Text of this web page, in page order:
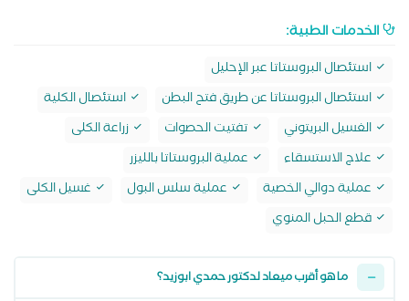
الخدمات الطبية:
استئصال البروستاتا عبر الإحليل
استئصال البروستاتا عن طريق فتح البطن
استئصال الكلية
الغسيل البريتوني
تفتيت الحصوات
زراعة الكلى
علاج الاستسقاء
عملية البروستاتا بالليزر
عملية دوالي الخصية
عملية سلس البول
غسيل الكلى
قطع الحبل المنوي
ما هو أقرب ميعاد لدكتور حمدي ابوزيد؟